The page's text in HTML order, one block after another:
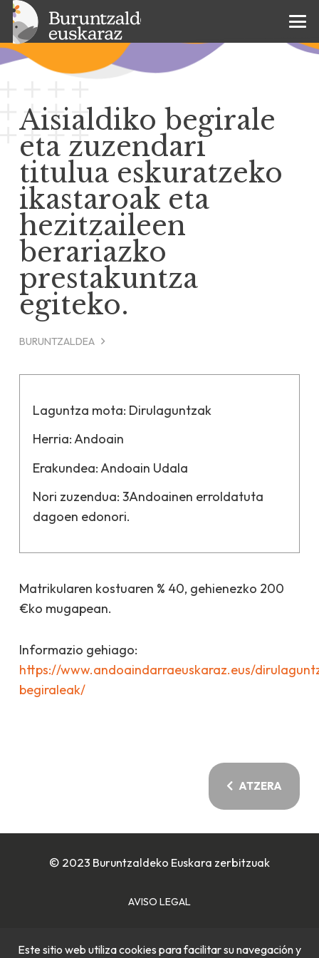
Aisialdiko begirale
eta zuzendari
titulua eskuratzeko
ikastaroak eta
hezitzaileen
berariazko
prestakuntza
egiteko.
BURUNTZALDEA
Laguntza mota: Dirulaguntzak
Herria:Andoain
Erakundea:Andoain Udala
Nori zuzendua: 3Andoainen erroldatuta
dagoen edonori.
Matrikularen kostuaren % 40, gehienezko 200
€ko mugapean.
Informazio gehiago:
https://www.andoaindarraeuskaraz.eus/
begiraleak/
ATZERA
© 2023 Buruntzaldeko Euskara zerbitzuak
AVISO LEGAL
Este sitio web utiliza cookies para facilitar su navegación y